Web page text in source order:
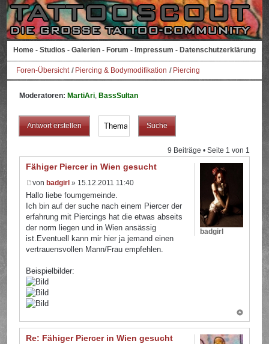
Home - Studios - Galerien - Forum - Impressum - Datenschutzerklärung
Foren-Übersicht Piercing & Bodymodifikation Piercing
Moderatoren: MartiAri, BassSultan
Antwort erstellen
9 Beiträge • Seite 1 von 1
Fähiger Piercer in Wien gesucht
von badgirl » 15.12.2011 11:40
Hallo liebe foumgemeinde.
Ich bin auf der suche nach einem Piercer der
erfahrung mit Piercings hat die etwas abseits
der norm liegen und in Wien ansässig
ist.Eventuell kann mir hier ja jemand einen
vertrauensvollen Mann/Frau empfehlen.
Beispielbilder:
badgirl
Re: Fähiger Piercer in Wien gesucht